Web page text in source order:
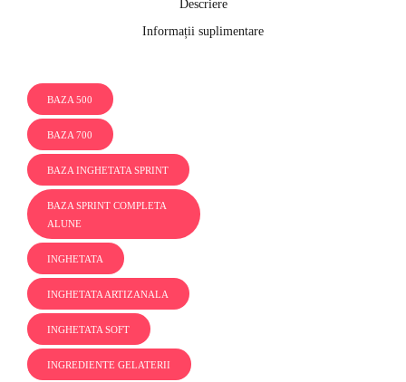
Descriere
Informații suplimentare
BAZA 500
BAZA 700
BAZA INGHETATA SPRINT
BAZA SPRINT COMPLETA
ALUNE
INGHETATA
INGHETATA ARTIZANALA
INGHETATA SOFT
INGREDIENTE GELATERII